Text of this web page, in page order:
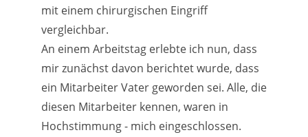
mit einem chirurgischen Eingriff
vergleichbar.
An einem Arbeitstag erlebte ich nun, dass
mir zunächst davon berichtet wurde, dass
ein Mitarbeiter Vater geworden sei. Alle, die
diesen Mitarbeiter kennen, waren in
Hochstimmung - mich eingeschlossen.